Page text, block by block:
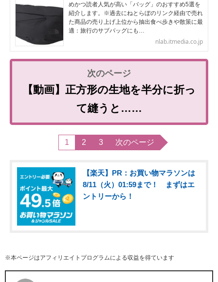
めかつ読者人気が高い「バッグ」のおすすめ5選を
紹介します。※過去にねとらぼのリンク経由で売れ
た商品の売り上げ上位から抽出食べ歩きや散策に最
適：旅行のサブバッグにも…
nlab.itmedia.co.jp
【動画】正方形の生地を半分に折っ
て縫うと……
1 2 3 次のページ
【楽天】PR：お買い物マラソンは
8/11（火）01:59まで！ まずはエ
ントリーから！
※本ページはアフィリエイトプログラムによる収益を得ています